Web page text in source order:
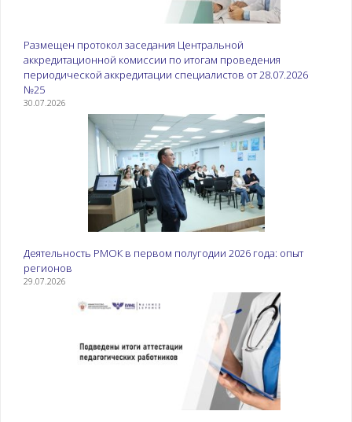
Размещен протокол заседания Центральной
аккредитационной комиссии по итогам проведения
периодической аккредитации специалистов от 28.07.2026
№25
30.07.2026
Деятельность РМОК в первом полугодии 2026 года: опыт
регионов
29.07.2026